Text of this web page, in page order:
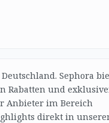
Sephora
Rabatten und
Anbieter im Bereich
direkt in